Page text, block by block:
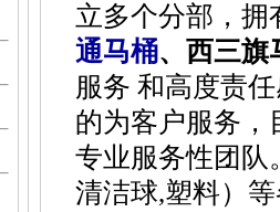
立多个分部，拥
通马桶、西三旗
服务 和高度责
的为客户服务，
专业服务性团队
清洁球,塑料）